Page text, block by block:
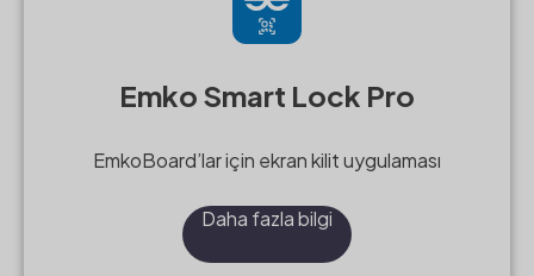
Emko Smart Lock Pro
EmkoBoard’lar için ekran kilit uygulaması
Daha fazla bilgi